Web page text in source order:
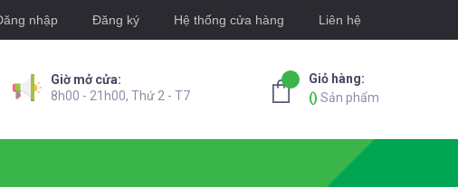
nhập Đăng ký Hệ thống cửa hàng Liên hệ
Giờ mở cửa:
8h00 - 21h00, Thứ 2 - T7
Giỏ hàng:
() Sản phẩm